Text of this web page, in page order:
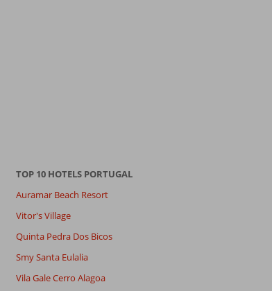
TOP 10 HOTELS PORTUGAL
Auramar Beach Resort
Vitor's Village
Quinta Pedra Dos Bicos
Smy Santa Eulalia
Vila Gale Cerro Alagoa